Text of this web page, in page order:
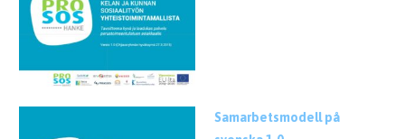
Samarbetsmodell på